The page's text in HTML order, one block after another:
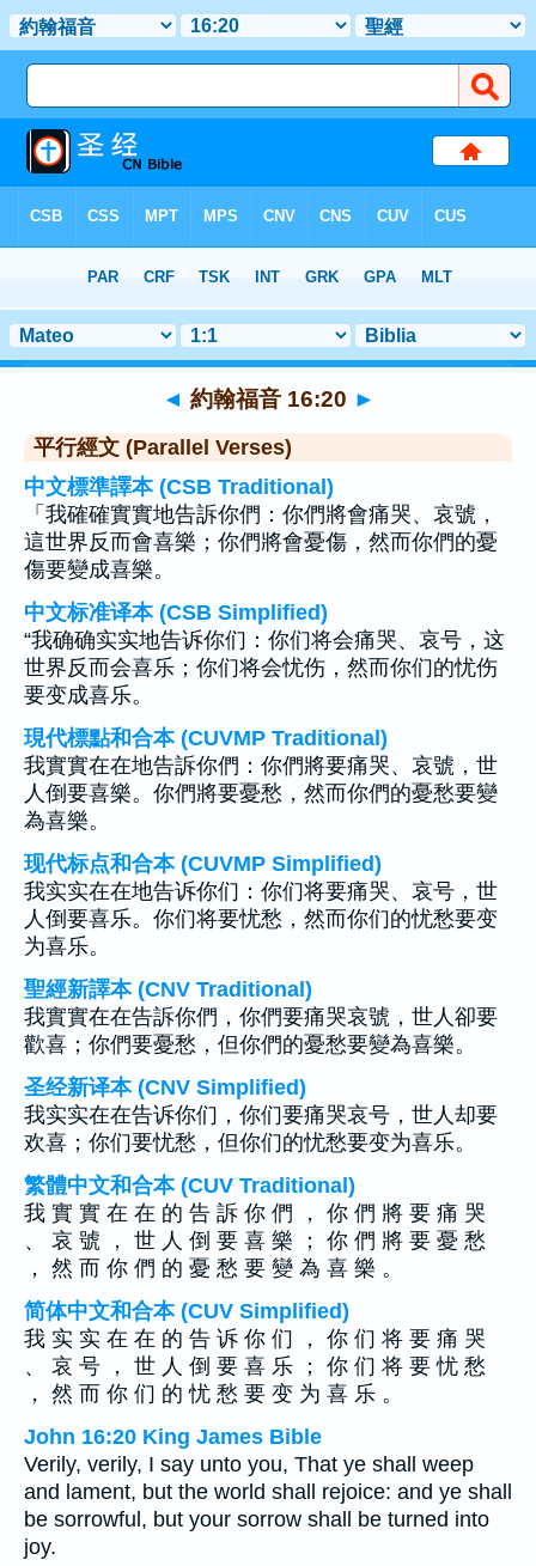
章 16> 聖經金句 20
◄ 約翰福音 16:20 ►
平行經文 (Parallel Verses)
中文標準譯本 (CSB Traditional)
「我確確實實地告訴你們：你們將會痛哭、哀號，
這世界反而會喜樂；你們將會憂傷，然而你們的憂
傷要變成喜樂。
中文标准译本 (CSB Simplified)
“我确确实实地告诉你们：你们将会痛哭、哀号，这
世界反而会喜乐；你们将会忧伤，然而你们的忧伤
要变成喜乐。
現代標點和合本 (CUVMP Traditional)
我實實在在地告訴你們：你們將要痛哭、哀號，世
人倒要喜樂。你們將要憂愁，然而你們的憂愁要變
為喜樂。
现代标点和合本 (CUVMP Simplified)
我实实在在地告诉你们：你们将要痛哭、哀号，世
人倒要喜乐。你们将要忧愁，然而你们的忧愁要变
为喜乐。
聖經新譯本 (CNV Traditional)
我實實在在告訴你們，你們要痛哭哀號，世人卻要
歡喜；你們要憂愁，但你們的憂愁要變為喜樂。
圣经新译本 (CNV Simplified)
我实实在在告诉你们，你们要痛哭哀号，世人却要
欢喜；你们要忧愁，但你们的忧愁要变为喜乐。
繁體中文和合本 (CUV Traditional)
我 實 實 在 在 的 告 訴 你 們 ， 你 們 將 要 痛 哭
、 哀 號 ， 世 人 倒 要 喜 樂 ； 你 們 將 要 憂 愁
， 然 而 你 們 的 憂 愁 要 變 為 喜 樂 。
简体中文和合本 (CUV Simplified)
我 实 实 在 在 的 告 诉 你 们 ， 你 们 将 要 痛 哭
、 哀 号 ， 世 人 倒 要 喜 乐 ； 你 们 将 要 忧 愁
， 然 而 你 们 的 忧 愁 要 变 为 喜 乐 。
John 16:20 King James Bible
Verily, verily, I say unto you, That ye shall weep
and lament, but the world shall rejoice: and ye shall
be sorrowful, but your sorrow shall be turned into
joy.